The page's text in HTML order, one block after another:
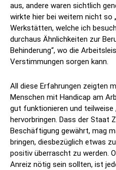
aus, andere waren sichtlich
wirkte hier bei weitem nicht so
Werkstätten, welche ich
durchaus Ähnlichkeiten zur
Behinderung“, wo die
Verstimmungen sorgen kann.
All diese Erfahrungen zeigten
Menschen mit Handicap am
gut funktionieren und teilweise
hervorbringen. Dass der Staat
Beschäftigung gewährt, mag
bringen, diesbezüglich etwas
positiv überrascht zu werden.
Anreiz nötig sein sollten, ist